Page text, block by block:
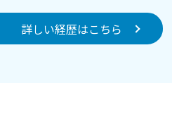
詳しい経歴はこちら